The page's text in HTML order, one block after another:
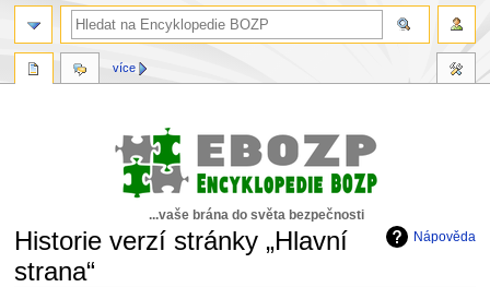
...vaše brána do světa bezpečnosti
Nápověda
Historie verzí stránky „Hlavní
strana“
více